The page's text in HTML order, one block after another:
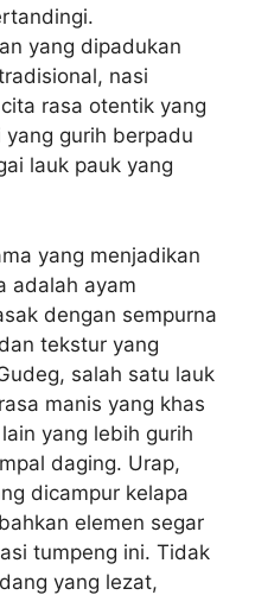
yang dipadukan
nasi
rasa otentik yang
yang gurih berpadu
lauk pauk yang
yang menjadikan
adalah ayam
dengan sempurna
tekstur yang
salah satu lauk
manis yang khas
yang lebih gurih
daging. Urap,
dicampur kelapa
elemen segar
tumpeng ini. Tidak
yang lezat,